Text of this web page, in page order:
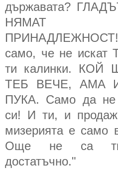
държавата?
НЯМАТ
ПРИНАДЛЕЖНОСТ!
само, че не искат
ти калинки.
ТЕБ ВЕЧЕ, АМА
ПУКА. Само да
си! И ти, и
мизерията е само
Още не са
достатъчно."